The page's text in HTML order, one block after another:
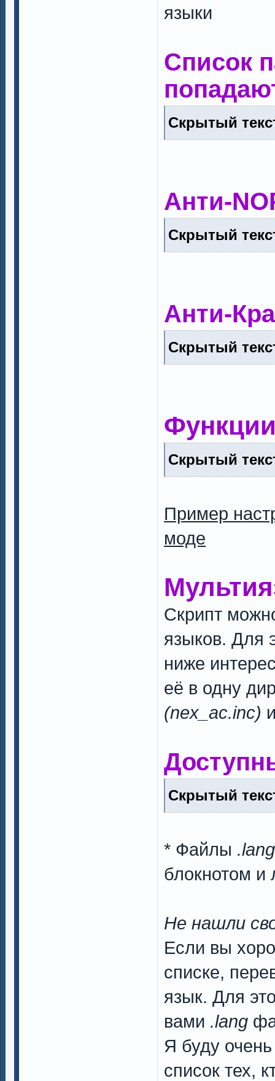
языки
Список
Скрытый
Анти-
Скрытый
Анти-
Скрытый
Скрытый
Пример
моде
Скрипт
языков. Для
ниже
её в одну
(nex_ac.inc)
Скрытый
* Файлы .lang
блокнотом и
Не нашли
Если вы
списке,
язык. Для
вами .lang
Я буду
список тех,